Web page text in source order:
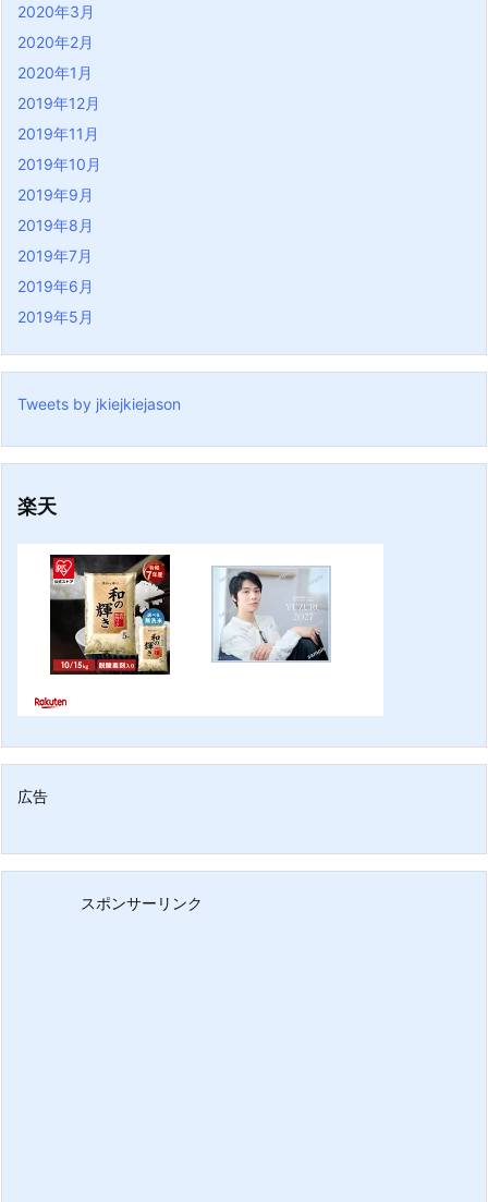
2020年3月
2020年2月
2020年1月
2019年12月
2019年11月
2019年10月
2019年9月
2019年8月
2019年7月
2019年6月
2019年5月
Tweets by jkiejkiejason
楽天
広告
スポンサーリンク